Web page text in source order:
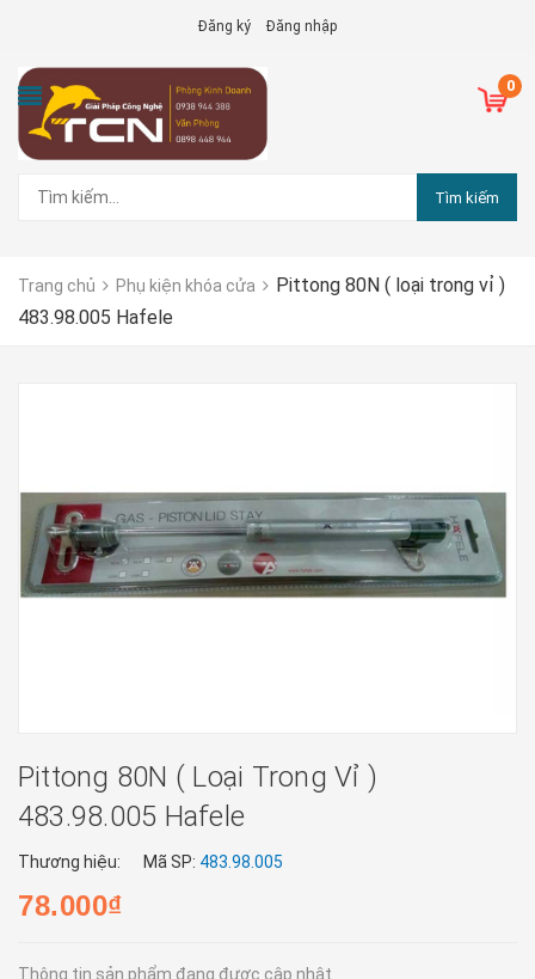
Đăng ký Đăng nhập
0
Tìm kiếm
Trang chủ Phụ kiện khóa cửa
Pittong 80N ( loại trong vỉ )
483.98.005 Hafele
Pittong 80N ( Loại Trong Vỉ )
483.98.005 Hafele
Thương hiệu: Mã SP: 483.98.005
78.000₫
Thông tin sản phẩm đang được cập nhật